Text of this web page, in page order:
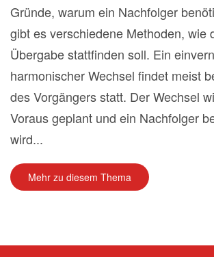
Gründe, warum ein Nachfolger
gibt es verschiedene Methoden, wie
Übergabe stattfinden soll. Ein
harmonischer Wechsel findet meist
des Vorgängers statt. Der Wechsel
Voraus geplant und ein Nachfolger
wird...
Mehr zu diesem Thema